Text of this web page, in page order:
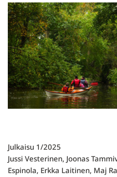
Julkaisu 1/2025
Jussi Vesterinen, Joonas
Espinola, Erkka Laitinen, Maj